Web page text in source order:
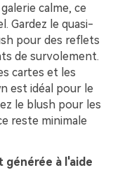
calme, ce
Gardez le quasi-
pour des reflets
de survolement.
cartes et les
est idéal pour le
le blush pour les
reste minimale
générée à l'aide